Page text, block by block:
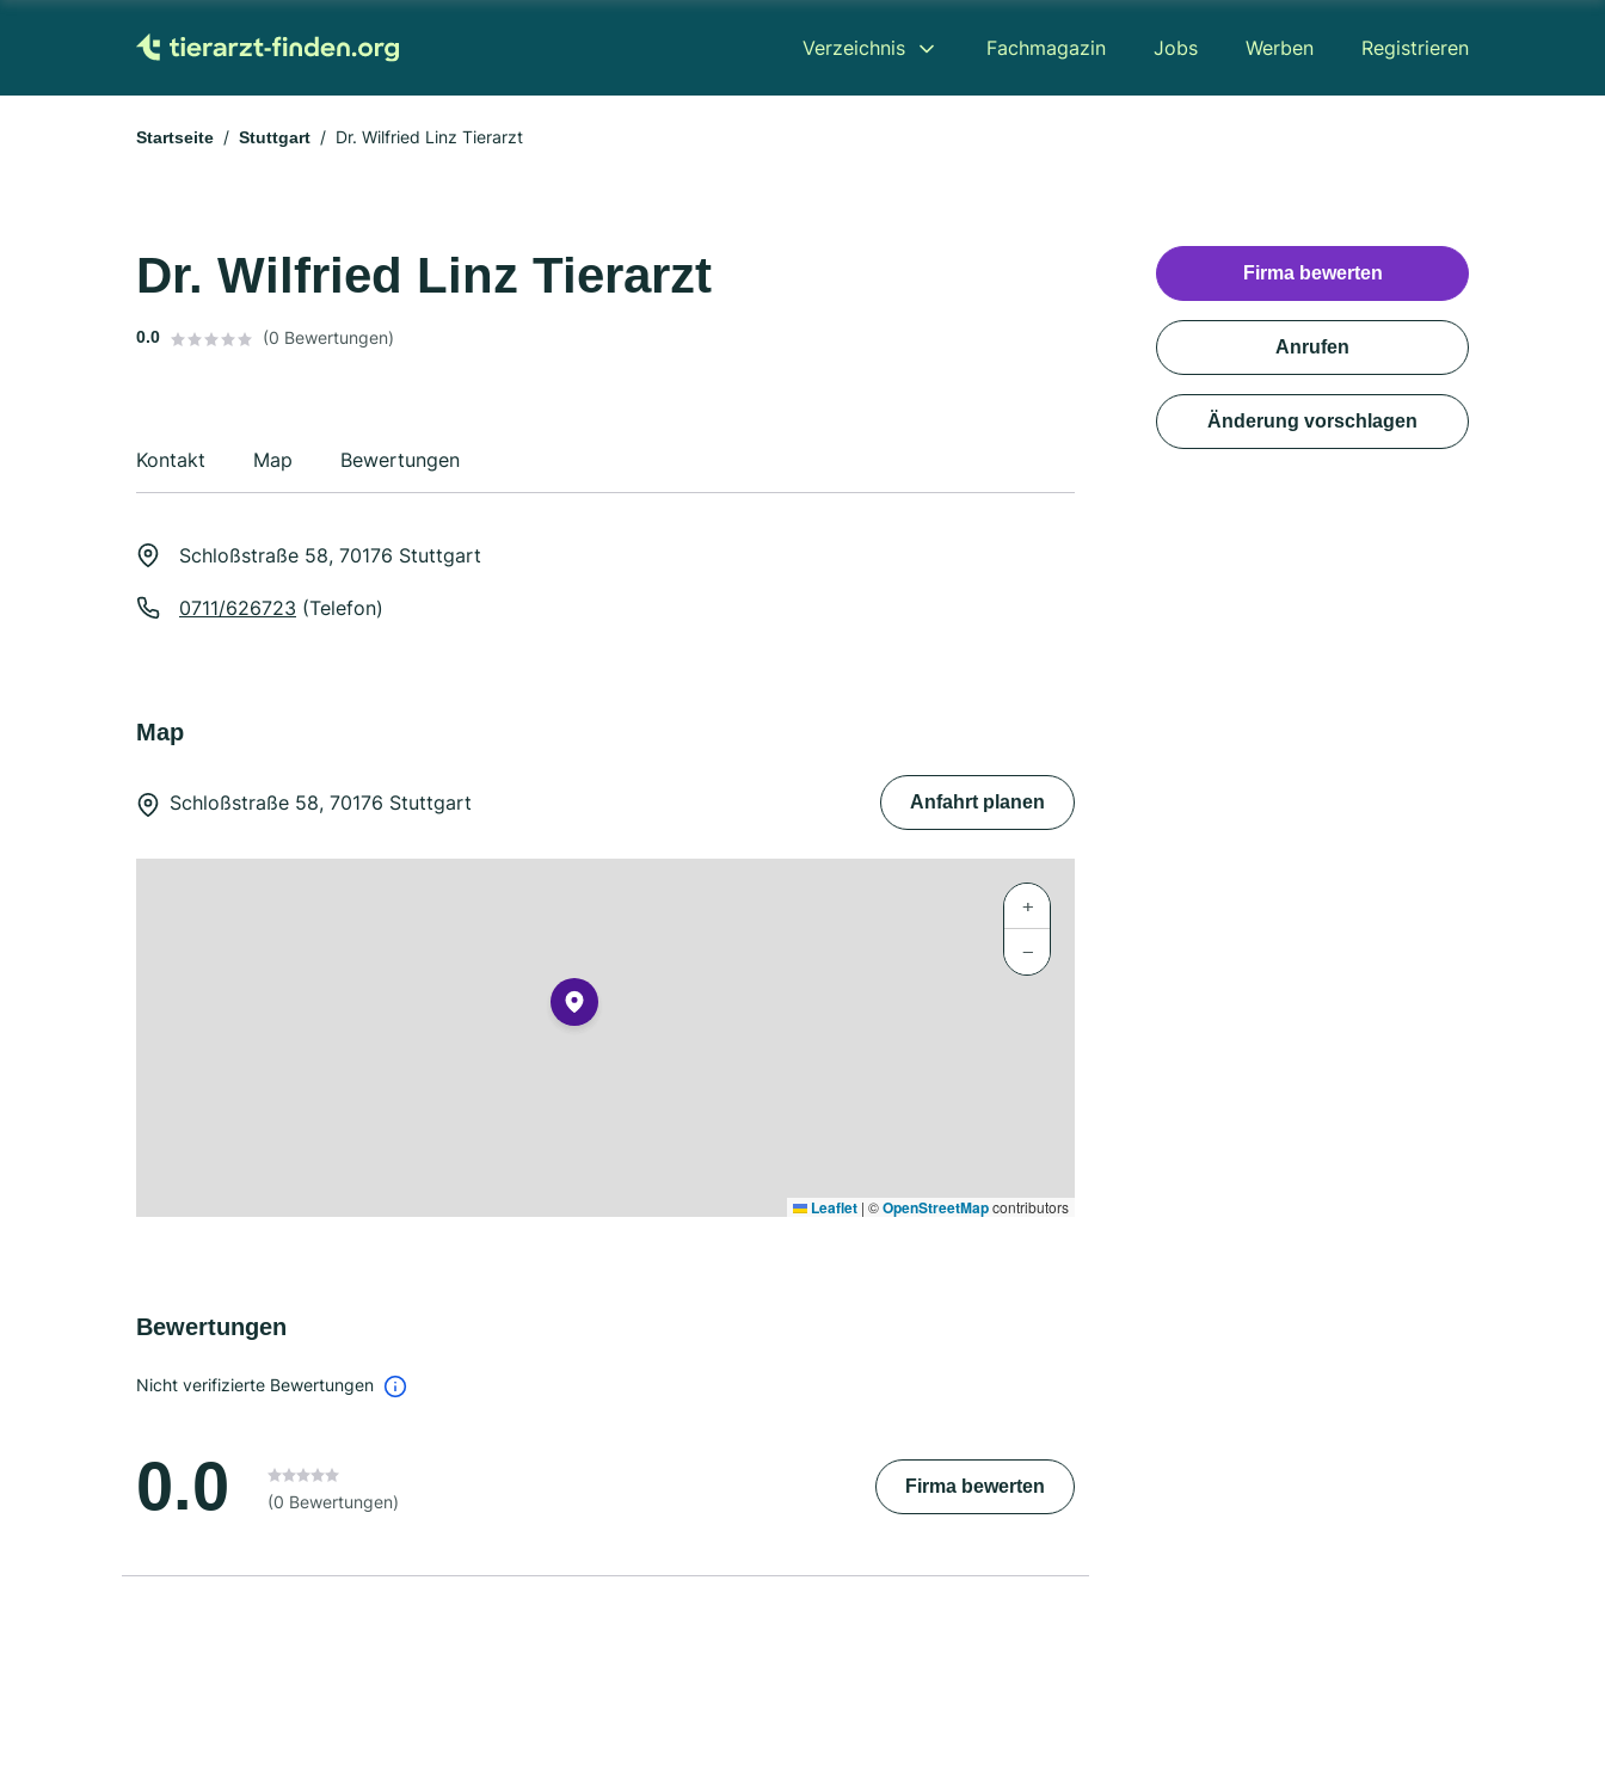
Verzeichnis Fachmagazin Jobs Werben Registrieren
Startseite Stuttgart Dr. Wilfried Linz Tierarzt
Dr. Wilfried Linz Tierarzt
0.0 (0 Bewertungen)
Kontakt Map Bewertungen
Schloßstraße 58, 70176 Stuttgart
0711/626723 (Telefon)
Map
Schloßstraße 58, 70176 Stuttgart Anfahrt planen
+
−
Leaflet | ©OpenStreetMapcontributors
Bewertungen
Nicht verifizierte Bewertungen
0.0 (0 Bewertungen)
Firma bewerten
Firma bewerten
Anrufen
Änderung vorschlagen